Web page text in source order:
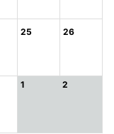
25 26
1 2